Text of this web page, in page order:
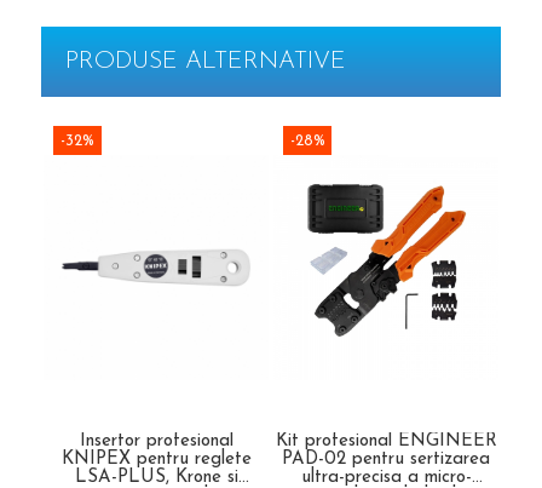
PRODUSE ALTERNATIVE
-32%
Insertor profesional
KNIPEX pentru reglete
LSA-PLUS, Krone si
-28%
Kit profesional ENGINEER
PAD-02 pentru sertizarea
ultra-precisa a micro-